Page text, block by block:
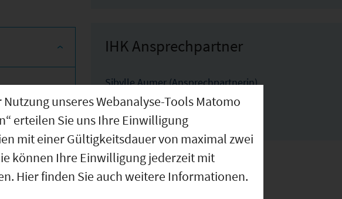
IHK Ansprechpartner
Sibylle Aumer (Ansprechpartnerin)
aumer@regensburg.ihk.de
0941-5694-244
unseres Webanalyse-Tools Matomo
erteilen Sie uns Ihre Einwilligung
mit einer Gültigkeitsdauer von maximal zwei
können Ihre Einwilligung jederzeit mit
Hier finden Sie auch weitere Informationen.